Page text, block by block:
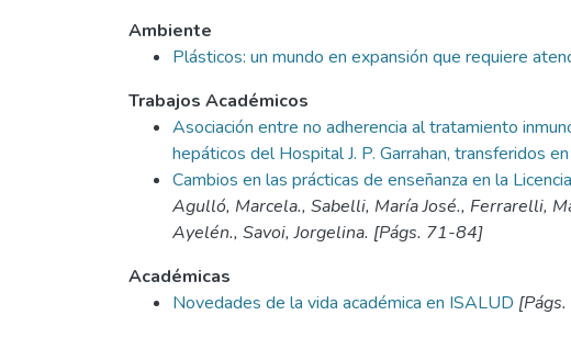
Ambiente
Plásticos: un mundo en expansión que requiere
Trabajos Académicos
Asociación entre no adherencia al tratamiento
hepáticos del Hospital J. P. Garrahan, transferidos
Cambios en las prácticas de enseñanza en la
Agulló, Marcela., Sabelli, María José., Ferrarelli,
Ayelén., Savoi, Jorgelina. [Págs. 71-84]
Académicas
Novedades de la vida académica en ISALUD